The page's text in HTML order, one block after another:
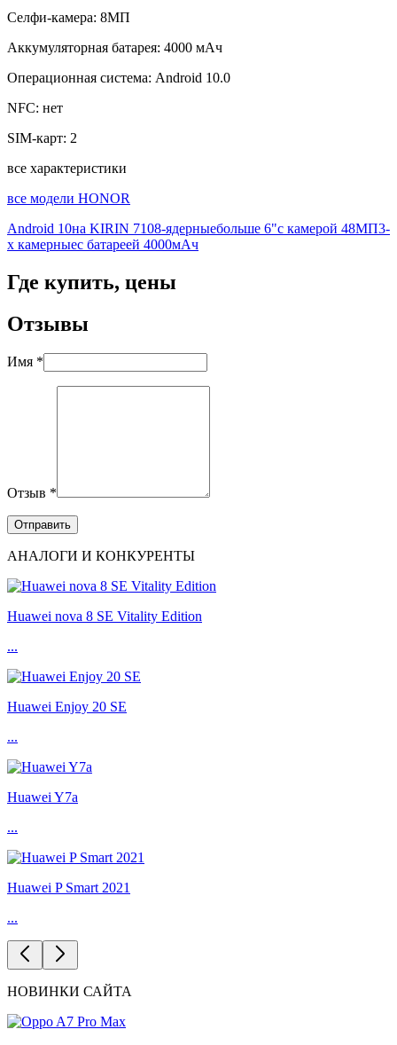
Селфи-камера: 8МП
Аккумуляторная батарея: 4000 мАч
Операционная система: Android 10.0
NFC: нет
SIM-карт: 2
все характеристики
все модели HONOR
Android 10на KIRIN 7108-ядерныебольше 6"с камерой 48МП3-
х камерныес батареей 4000мАч
Где купить, цены
Отзывы
Имя *
Отзыв *
АНАЛОГИ И КОНКУРЕНТЫ
Huawei nova 8 SE Vitality Edition
...
Huawei Enjoy 20 SE
...
Huawei Y7a
...
Huawei P Smart 2021
...
НОВИНКИ САЙТА